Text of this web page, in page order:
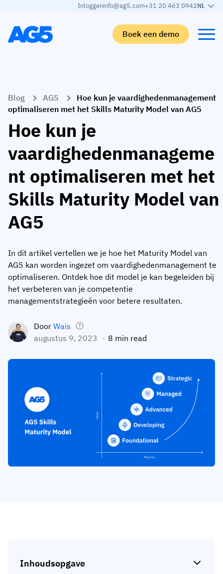
Inloggeninfo@ag5.com+31 20 463 0942NL
Boek een demo
Skills matrix
Skills matrix
Skills-bibliotheek
Competentiebeheer
AI skills merge
Personeel
Trainingsgeschiedenis
Certificaten & licenties
Frontline skills-app
Compliance
Inzetbaarheid van het personeel
Audit trails
Insights
Effectiviteit van trainingen
nu
Per branche
Auto-industrie
Voedingsmiddelen sector
Logistiek
Medische productie
Bekijk alle branches
Trainingscoördinator
Operationeel manager
ICT-manager
Automotive
Adient
Logistiek
KLM Cargo
Base Logistics
Food
Intersnack
JDE Coffee
Ashland
Verpakking
Leren
AG5 blog
Partner programma
Webinars
Ondersteuning
Kennisbank
AG5-status
Ondersteuning
Bedrijf
Blog AG5
Hoe kun je vaardighedenmanagement
optimaliseren met het Skills Maturity Model van AG5
Hoe kun je
vaardighedenmanageme
nt optimaliseren met het
Skills Maturity Model van
AG5
In dit artikel vertellen we je hoe het Maturity Model van
AG5 kan worden ingezet om vaardighedenmanagement te
optimaliseren. Ontdek hoe dit model je kan begeleiden bij
het verbeteren van je competentie
managementstrategieën voor betere resultaten.
Door Wais
augustus 9, 2023
8 min read
Inhoudsopgave